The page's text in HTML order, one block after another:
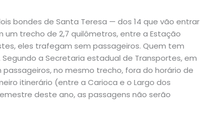
bondes de Santa Teresa — dos 14 que vão entrar
trecho de 2,7 quilômetros, entre a Estação
eles trafegam sem passageiros. Quem tem
a Secretaria estadual de Transportes, em
no mesmo trecho, fora do horário de
itinerário (entre a Carioca e o Largo dos
deste ano, as passagens não serão